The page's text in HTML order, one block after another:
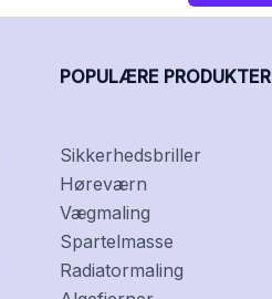
POPULÆRE PRODUKTER
Sikkerhedsbriller
Høreværn
Vægmaling
Spartelmasse
Radiatormaling